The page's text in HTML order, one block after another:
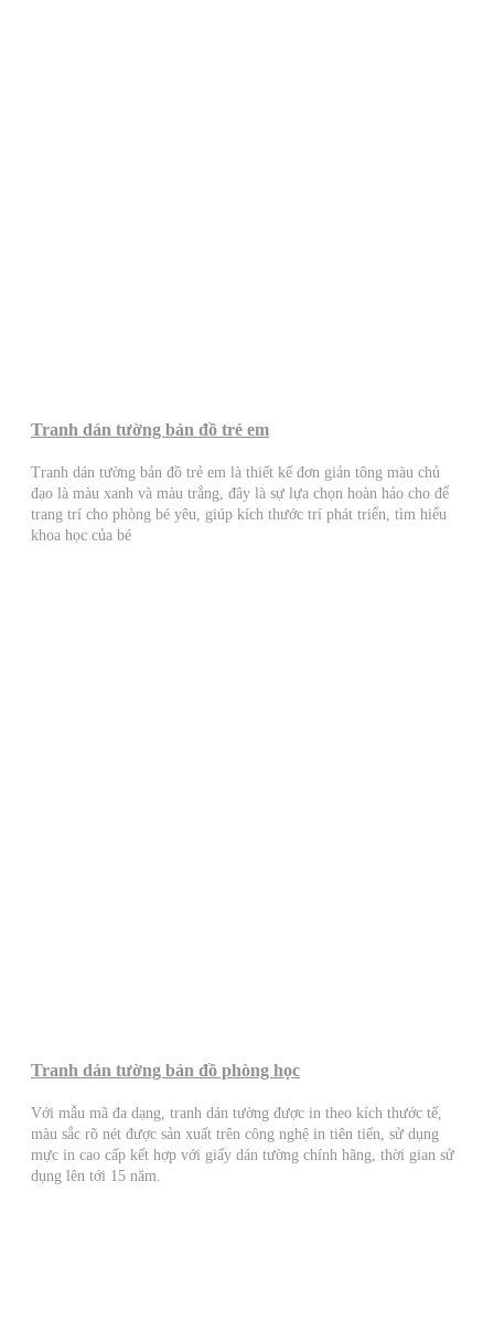
Tranh dán tường bản đồ trẻ em
Tranh dán tường bản đồ trẻ em là thiết kế đơn giản tông màu chủ
đạo là màu xanh và màu trắng, đây là sự lựa chọn hoàn hảo cho để
trang trí cho phòng bé yêu, giúp kích thước trí phát triển, tìm hiểu
khoa học của bé
Tranh dán tường bản đồ phòng học
Với mẫu mã đa dạng, tranh dán tường được in theo kích thước tế,
màu sắc rõ nét được sản xuất trên công nghệ in tiên tiến, sử dụng
mực in cao cấp kết hợp với giấy dán tường chính hãng, thời gian sử
dụng lên tới 15 năm.